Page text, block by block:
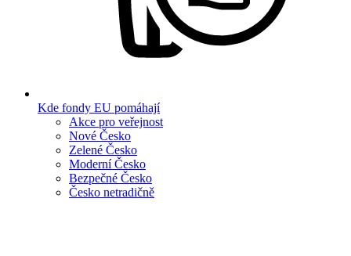
Kde fondy EU pomáhají
Akce pro veřejnost
Nové Česko
Zelené Česko
Moderní Česko
Bezpečné Česko
Česko netradičně